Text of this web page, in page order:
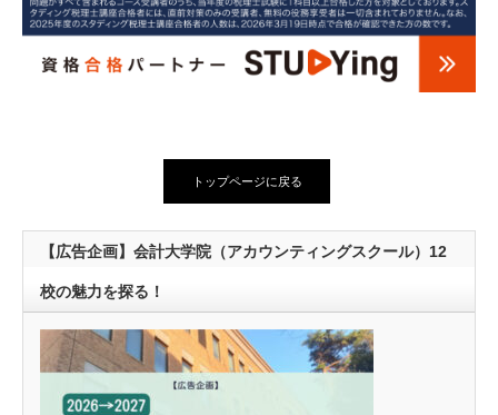
トップページに戻る
【広告企画】会計大学院（アカウンティングスクール）12
校の魅力を探る！